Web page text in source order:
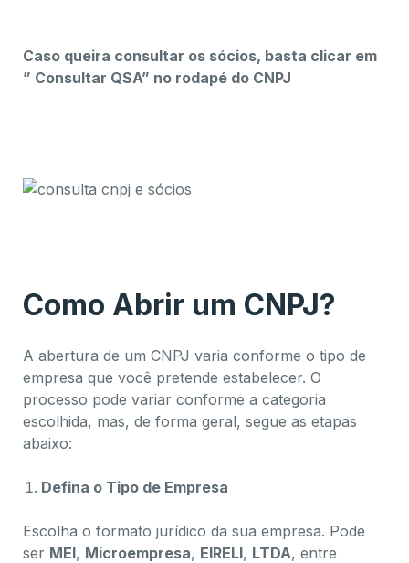
Caso queira consultar os sócios, basta clicar em
” Consultar QSA” no rodapé do CNPJ
Como Abrir um CNPJ?
A abertura de um CNPJ varia conforme o tipo de
empresa que você pretende estabelecer. O
processo pode variar conforme a categoria
escolhida, mas, de forma geral, segue as etapas
abaixo:
Defina o Tipo de Empresa
Escolha o formato jurídico da sua empresa. Pode
ser MEI, Microempresa, EIRELI, LTDA, entre